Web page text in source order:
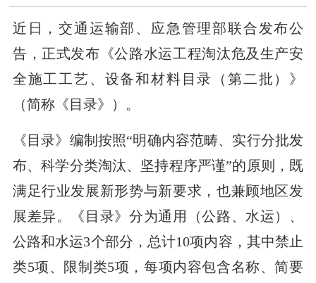
近日，交通运输部、应急管理部联合发布公
告，正式发布《公路水运工程淘汰危及生产安
全施工工艺、设备和材料目录（第二批）》
（简称《目录》）。
《目录》编制按照“明确内容范畴、实行分批发
布、科学分类淘汰、坚持程序严谨”的原则，既
满足行业发展新形势与新要求，也兼顾地区发
展差异。《目录》分为通用（公路、水运）、
公路和水运3个部分，总计10项内容，其中禁止
类5项、限制类5项，每项内容包含名称、简要